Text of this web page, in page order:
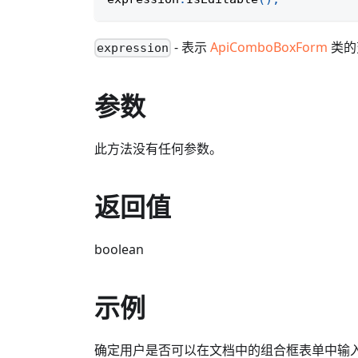
expression - 表示ApiComboBoxForm 类的
参数
此方法没有任何参数。
返回值
boolean
示例
确定用户是否可以在文档中的组合框表单中输